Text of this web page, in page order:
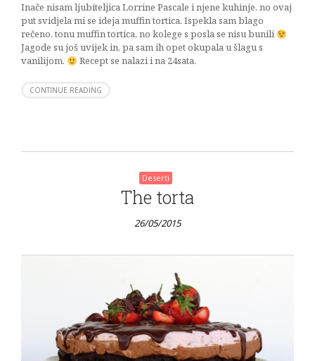
Inače nisam ljubiteljica Lorrine Pascale i njene kuhinje, no ovaj
put svidjela mi se ideja muffin tortica. Ispekla sam blago
rečeno, tonu muffin tortica, no kolege s posla se nisu bunili
Jagode su još uvijek in, pa sam ih opet okupala u šlagu s
vanilijom.
Recept se nalazi i na 24sata.
CONTINUE READING
Deserti
The torta
26/05/2015